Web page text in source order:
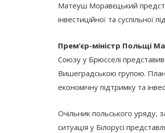
Матеуш Моравєцький
інвестиційної та суспільної
Прем’єр-міністр Польщі
Союзу у Брюсселі
Вишеградською групою.
економічну підтримку та
Очільник польського уряду,
ситуація у Білорусі